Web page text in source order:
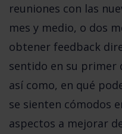
reuniones con las
mes y medio, o dos
obtener feedback
sentido en su primer
así como, en qué
se sienten cómodos
aspectos a mejorar